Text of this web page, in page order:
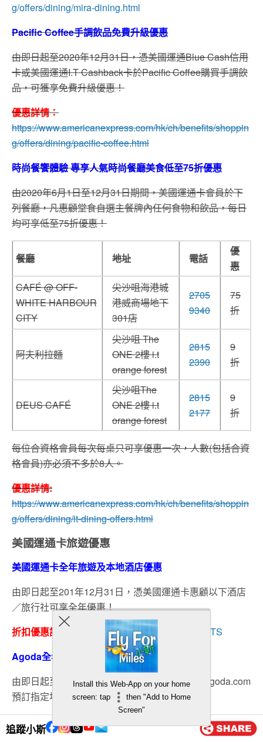
追蹤小斯
g/offers/dining/mira-dining.html
Pacific Coffee手調飲品免費升級優惠
由即日起至2020年12月31日，憑美國運通Blue Cash信用
卡或美國運通I.T Cashback卡於Pacific Coffee購買手調飲
品，可獲享免費升級優惠！
優惠詳情：
https://www.americanexpress.com/hk/ch/benefits/shoppin
g/offers/dining/pacific-coffee.html
時尚餐饗體驗 專享人氣時尚餐廳美食低至75折優惠
由2020年6月1日至12月31日期間，美國運通卡會員於下
列餐廳，凡惠顧堂食自選主餐牌內任何食物和飲品，每日
均可享低至75折優惠！
餐廳 地址 電話
優
惠
CAFÉ @ OFF-
WHITE HARBOUR
CITY
尖沙咀海港城
港威商場地下
301店
2705
9340
75
折
阿夫利拉麵
尖沙咀 The
ONE 2樓 i.t
orange forest
2815
2390
9
折
DEUS CAFÉ
尖沙咀The
ONE 2樓 i.t
orange forest
2815
2177
9
折
每位合資格會員每次每桌只可享優惠一次，人數(包括合資
格會員)亦必須不多於8人。
優惠詳情:
https://www.americanexpress.com/hk/ch/benefits/shoppin
g/offers/dining/it-dining-offers.html
美國運通卡旅遊優惠
美國運通卡全年旅遊及本地酒店優惠
由即日起至201年12月31日，憑美國運通卡惠顧以下酒店
／旅行社可享全年優惠！
折扣優惠詳情：
AMERICAN EXPRESS SELECTS
Agoda全年折扣優惠
由即日起至2021年12月31日，憑美國運通卡於agoda.com
預訂指定地點酒店有7％折扣！
預訂日期：由即日起至2021年12月31日
入住日期：由即日起至2022年3月31日
Install this Web-App on your home
screen: tap
then "Add to Home
Screen"